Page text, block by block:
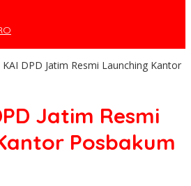
KAI DPD Jatim Resmi Launching Kantor
Jatim Resmi
Posbakum